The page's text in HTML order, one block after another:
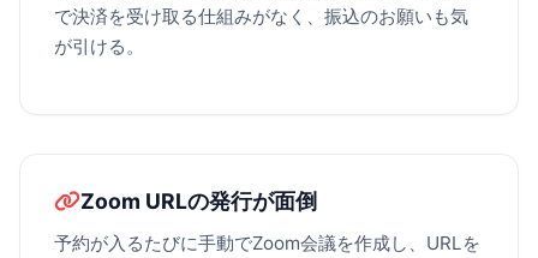
で決済を受け取る仕組みがなく、振込のお願いも気
が引ける。
Zoom URLの発行が面倒
予約が入るたびに手動でZoom会議を作成し、URLを